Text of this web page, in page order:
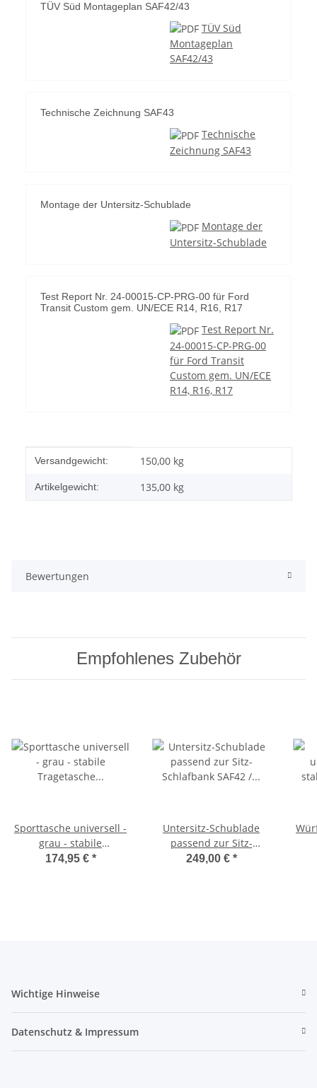
TÜV Süd Montageplan SAF42/43
TÜV Süd
Montageplan
SAF42/43
Technische Zeichnung SAF43
Technische
Zeichnung SAF43
Montage der Untersitz-Schublade
Montage der
Untersitz-Schublade
Test Report Nr. 24-00015-CP-PRG-00 für Ford
Transit Custom gem. UN/ECE R14, R16, R17
Test Report Nr.
24-00015-CP-PRG-00
für Ford Transit
Custom gem. UN/ECE
R14, R16, R17
Produkteigenschaft
Wert
Versandgewicht: 150,00 kg
Artikelgewicht: 135,00 kg
Bewertungen
Empfohlenes Zubehör
Sporttasche universell -
grau - stabile
Tragetasche für
174,95 € *
Untersitz-Schublade
passend zur Sitz-
Schlafbank SAF42 /
249,00 € *
Wichtige Hinweise
Datenschutz & Impressum